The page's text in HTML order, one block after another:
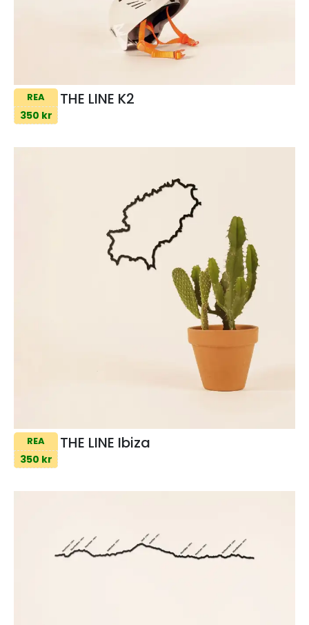
REA
350 kr
THE LINE K2
REA
350 kr
THE LINE Ibiza